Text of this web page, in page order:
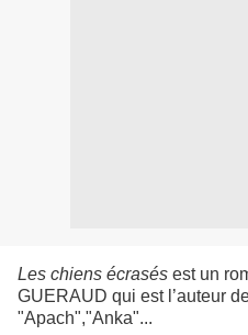
Les chiens écrasés est un
GUERAUD qui est l’auteur
"Apach","Anka"...